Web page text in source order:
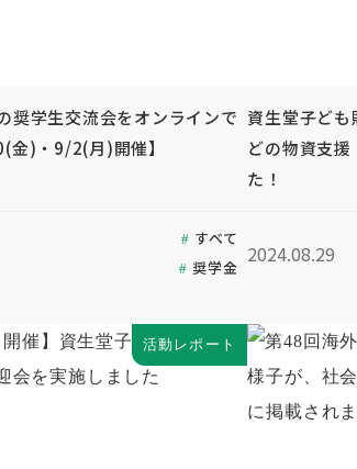
奨学生交流会をオンラインで
金)・9/2(月)開催】
すべて
奨学金
資生堂子ども
どの物資支
た！
2024.08.29
活動レポート